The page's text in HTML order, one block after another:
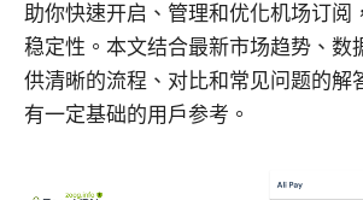
助你快速开启、管理和优化机场订阅
稳定性。本文结合最新市场趋势、数
供清晰的流程、对比和常见问题的解
有一定基础的用户参考。